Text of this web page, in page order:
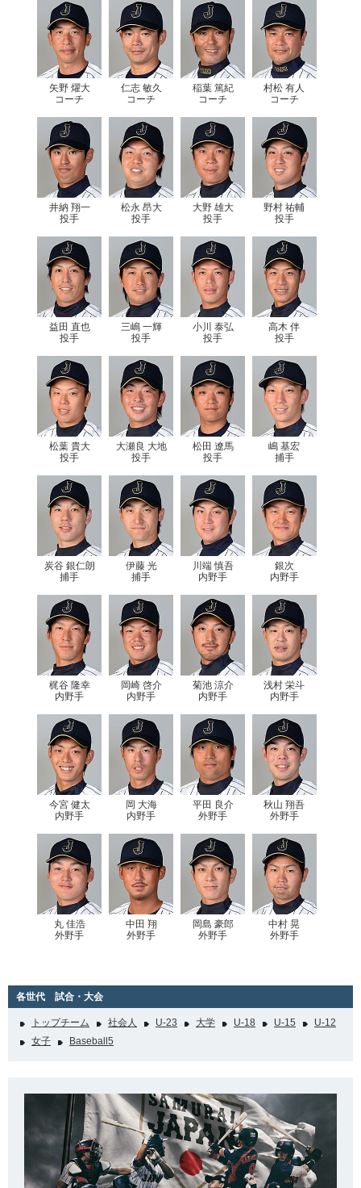
矢野 燿大
コーチ
仁志 敏久
コーチ
稲葉 篤紀
コーチ
村松 有人
コーチ
井納 翔一
投手
松永 昂大
投手
大野 雄大
投手
野村 祐輔
投手
益田 直也
投手
三嶋 一輝
投手
小川 泰弘
投手
高木 伴
投手
松葉 貴大
投手
大瀬良 大地
投手
松田 遼馬
投手
嶋 基宏
捕手
炭谷 銀仁朗
捕手
伊藤 光
捕手
川端 慎吾
内野手
銀次
内野手
梶谷 隆幸
内野手
岡崎 啓介
内野手
菊池 涼介
内野手
浅村 栄斗
内野手
今宮 健太
内野手
岡 大海
内野手
平田 良介
外野手
秋山 翔吾
外野手
丸 佳浩
外野手
中田 翔
外野手
岡島 豪郎
外野手
中村 晃
外野手
各世代 試合・大会
トップチーム 社会人 U-23 大学 U-18 U-15
U-12
女子
Baseball5